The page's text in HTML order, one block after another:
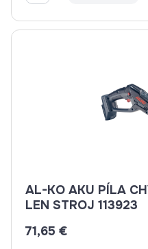
AL-KO AKU PÍLA CHVOSTOVÁ PS 1815
LEN STROJ 113923
71,65 €